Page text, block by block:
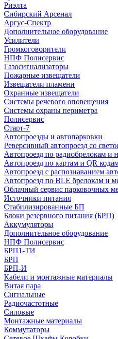
Риэлта
Сибирский Арсенал
Аргус-Спектр
Дополнительное оборудование
Усилители
Громкоговорители
НПФ Полисервис
Газосигнализаторы
Пожарные извещатели
Извещатели пламени
Охранные извещатели
Системы речевого оповещения
Системы охраны периметра
Полисервис
Старт-7
Автопроезды и автопарковки
Реверсивный автопроезд со
Автопроезд по радиобрелокам и
Автопроезд по картам и QR
Автопроезд с распознаванием
Автопроезд по BLE брелокам и
Облачный сервис парковочных
Источники питания
Стабилизированные БП
Блоки резервного питания (БРП)
Аккумуляторы
Дополнительное оборудование
НПФ Полисервис
БРП1-ТИ
БРП
БРП-И
Кабели и монтажные материалы
Витая пара
Сигнальные
Радиочастотные
Силовые
Монтажные материалы
Коммутаторы